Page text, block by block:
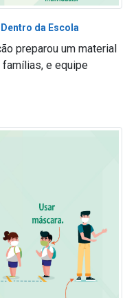
da Escola
preparou um material
famílias, e equipe